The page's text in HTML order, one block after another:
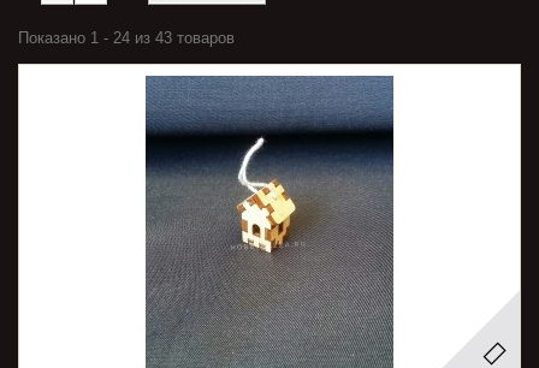
Показано 1 - 24 из 43 товаров